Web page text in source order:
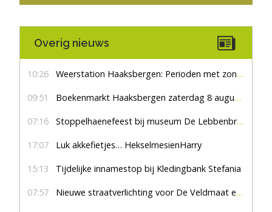
Overig nieuws
10:26 Weerstation Haaksbergen: Perioden met zon en droog
09:51 Boekenmarkt Haaksbergen zaterdag 8 augustus, marktplein Haaksbergen
07:16 Stoppelhaenefeest bij museum De Lebbenbrugge
17:07 Luk akkefietjes… HekselmesienHarry
15:13 Tijdelijke innamestop bij Kledingbank Stefania
07:57 Nieuwe straatverlichting voor De Veldmaat en De Pas